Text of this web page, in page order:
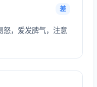
差
怒，爱发脾气，注意